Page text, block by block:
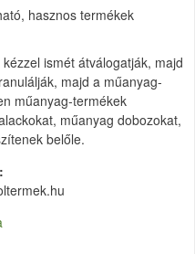
hasznos termékek
ismét átválogatják, majd
majd a műanyag-
műanyag-termékek
műanyag dobozokat,
belőle.